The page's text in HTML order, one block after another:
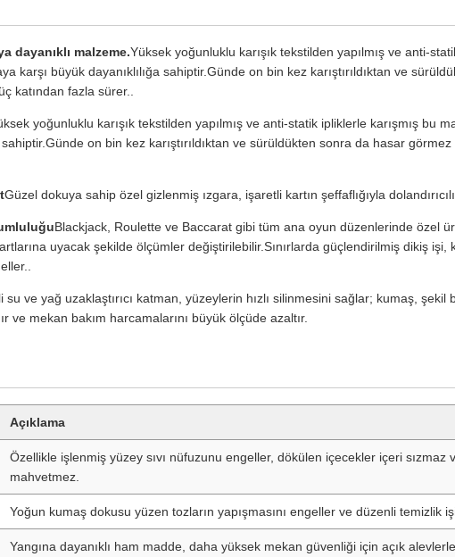
dayanıklı malzeme.Yüksek yoğunluklu karışık tekstilden yapılmış ve anti-
karşı büyük dayanıklılığa sahiptir.Günde on bin kez karıştırıldıktan ve
katından fazla sürer..
yoğunluklu karışık tekstilden yapılmış ve anti-statik ipliklerle karışmış bu
sahiptir.Günde on bin kez karıştırıldıktan ve sürüldükten sonra da hasar
Güzel dokuya sahip özel gizlenmiş ızgara, işaretli kartın şeffaflığıyla
Blackjack, Roulette ve Baccarat gibi tüm ana oyun düzenlerinde özel
uyacak şekilde ölçümler değiştirilebilir.Sınırlarda güçlendirilmiş dikiş işi,
su ve yağ uzaklaştırıcı katman, yüzeylerin hızlı silinmesini sağlar; kumaş, şekil
ve mekan bakım harcamalarını büyük ölçüde azaltır.
Açıklama
Özellikle işlenmiş yüzey sıvı nüfuzunu engeller, dökülen içecekler içeri sızmaz
mahvetmez.
Yoğun kumaş dokusu yüzen tozların yapışmasını engeller ve düzenli temizlik
Yangına dayanıklı ham madde, daha yüksek mekan güvenliği için açık